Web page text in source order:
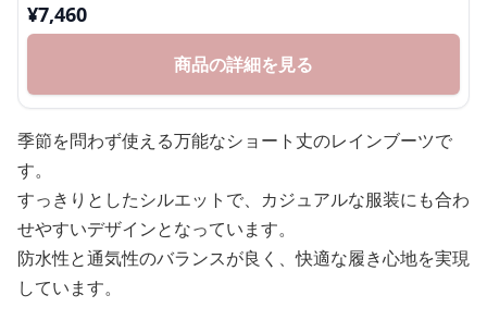
¥7,460
商品の詳細を見る
季節を問わず使える万能なショート丈のレインブーツで
す。
すっきりとしたシルエットで、カジュアルな服装にも合わ
せやすいデザインとなっています。
防水性と通気性のバランスが良く、快適な履き心地を実現
しています。